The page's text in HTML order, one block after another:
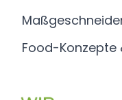
Food-Konzepte